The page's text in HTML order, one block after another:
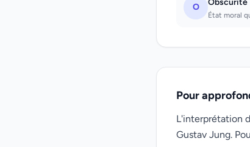
O Obscurité
État moral
Pour
L'interprétation
Gustav Jung.